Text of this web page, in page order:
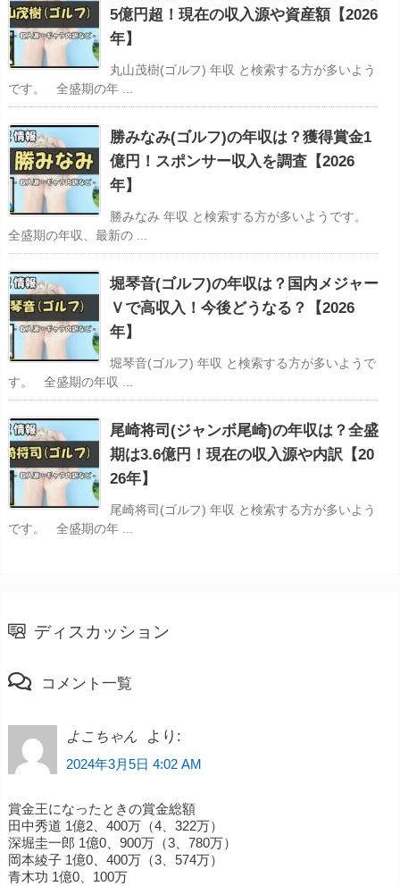
5億円超！現在の収入源や資産額【2026
年】
丸山茂樹(ゴルフ) 年収 と検索する方が多いよう
です。 全盛期の年 ...
勝みなみ(ゴルフ)の年収は？獲得賞金1
億円！スポンサー収入を調査【2026
年】
勝みなみ 年収 と検索する方が多いようです。
全盛期の年収、最新の ...
堀琴音(ゴルフ)の年収は？国内メジャー
Ｖで高収入！今後どうなる？【2026
年】
堀琴音(ゴルフ) 年収 と検索する方が多いようで
す。 全盛期の年収 ...
尾崎将司(ジャンボ尾崎)の年収は？全盛
期は3.6億円！現在の収入源や内訳【20
26年】
尾崎将司(ゴルフ) 年収 と検索する方が多いよう
です。 全盛期の年 ...
ディスカッション
コメント一覧
よこちゃん より:
2024年3月5日 4:02 AM
賞金王になったときの賞金総額
田中秀道 1億2、400万（4、322万）
深堀圭一郎 1億0、900万（3、780万）
岡本綾子 1億0、400万（3、574万）
青木功 1億0、100万